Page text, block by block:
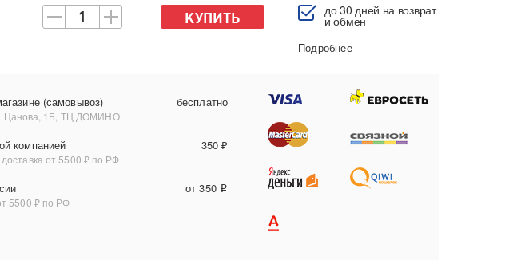
1 КУПИТЬ
(самовывоз) бесплатно
Цанова, 1Б, ТЦ ДОМИНО
компанией 350 ₽
от 5500 ₽ по РФ
от 350 i
5500 ₽ по РФ
до 30 дней на возврат
и обмен
Подробнее